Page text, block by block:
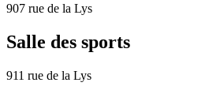
907 rue de la Lys
Salle des sports
911 rue de la Lys